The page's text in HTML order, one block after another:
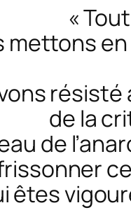
«
mettons
résisté
de la
de
êtes